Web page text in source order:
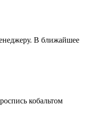
В ближайшее
кобальтом